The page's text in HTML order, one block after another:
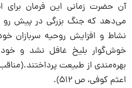
آن حضرت زمانی این فرمان
می‌دهد که جنگ بزرگی در پیش رو
نشاط و افزایش روحیه سربازان
خوش‌گوار بلیخ غافل نشد و
بهره‌مندی از طبیعت
اعثم کوفی، ص ۵۱۲).